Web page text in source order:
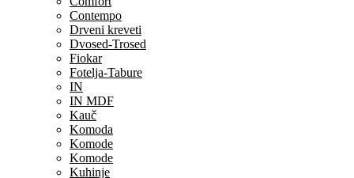
Contempo
Drveni kreveti
Dvosed-Trosed
Fiokar
Fotelja-Tabure
IN
IN MDF
Kauč
Komoda
Komode
Komode
Kuhinje